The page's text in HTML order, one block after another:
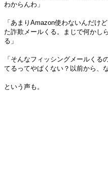
わからんわ」
「あまりAmazon使わないんだけ
た詐欺メールくる。まじで何かし
る」
「そんなフィッシングメールく
てるってやばくない？以前から、
という声も。